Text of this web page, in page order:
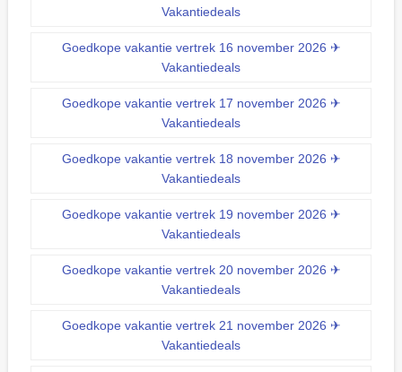
Vakantiedeals
Goedkope vakantie vertrek 16 november 2026 ✈
Vakantiedeals
Goedkope vakantie vertrek 17 november 2026 ✈
Vakantiedeals
Goedkope vakantie vertrek 18 november 2026 ✈
Vakantiedeals
Goedkope vakantie vertrek 19 november 2026 ✈
Vakantiedeals
Goedkope vakantie vertrek 20 november 2026 ✈
Vakantiedeals
Goedkope vakantie vertrek 21 november 2026 ✈
Vakantiedeals